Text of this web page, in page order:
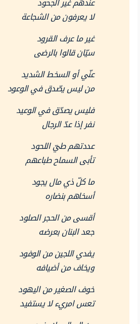
لا يعرفون من الشجاعة
غير ما عرف القرود
سيّان قالوا بالرضى
عنّي أو السخط الشديد
من ليس يصّدق في الوعود
فليس يصدّق في الوعيد
نفر إذا عدّ الرجال
عددتهم طيّ اللحود
تأبى السماح طباعهم
ما كلّ ذي مال يجود
أسخاهم بنضاره
أقسى من الحجر الصلود
جعد البنان بعرضه
يفدي اللجين من الوفود
ويخاف من أضيافه
خوف الصغير من اليهود
تعس امريء لا يستفيد